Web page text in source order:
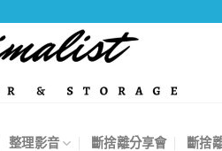
整理影音 斷捨離分享會 斷捨